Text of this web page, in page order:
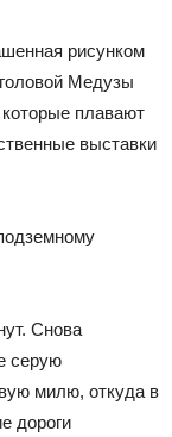
рисунком
Медузы
плавают
выставки
Снова
серую
милю, откуда в
дороги